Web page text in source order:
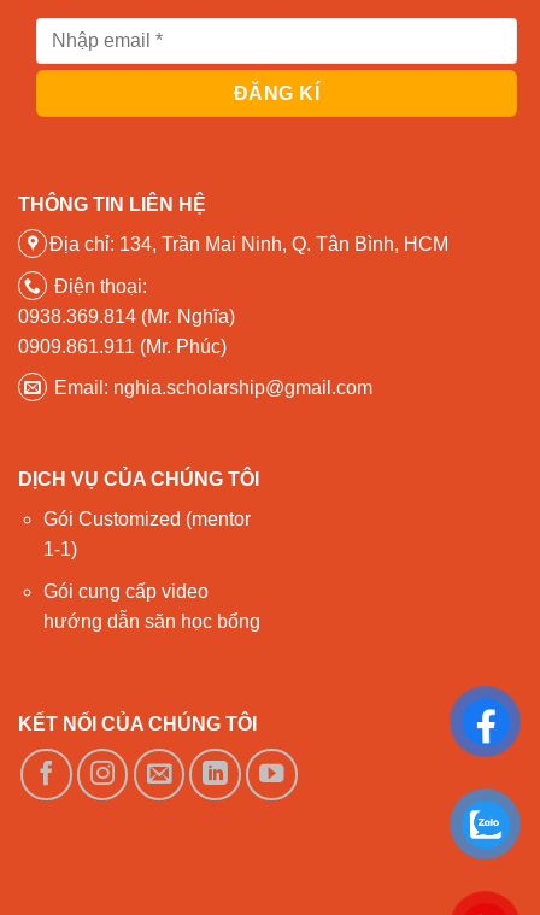
THÔNG TIN LIÊN HỆ
Địa chỉ: 134, Trần Mai Ninh, Q. Tân Bình, HCM
Điện thoại:
0938.369.814 (Mr. Nghĩa)
0909.861.911 (Mr. Phúc)
Email: nghia.scholarship@gmail.com
DỊCH VỤ CỦA CHÚNG TÔI
Gói Customized (mentor
1-1)
Gói cung cấp video
hướng dẫn săn học bổng
KẾT NỐI CỦA CHÚNG TÔI